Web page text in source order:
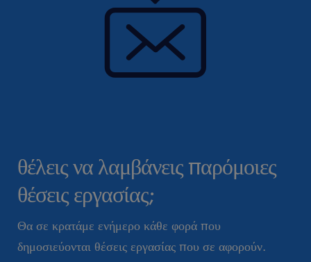
θέλεις να λαμβάνεις παρόμοιες
θέσεις εργασίας;
Θα σε κρατάμε ενήμερο κάθε φορά που
δημοσιεύονται θέσεις εργασίας που σε αφορούν.